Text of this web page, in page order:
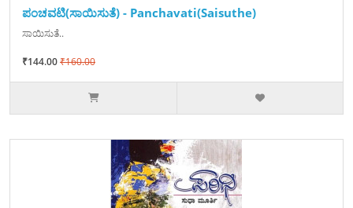
ಪಂಚವಟಿ(ಸಾಯಿಸುತೆ) - Panchavati(Saisuthe)
ಸಾಯಿಸುತೆ..
₹144.00₹160.00